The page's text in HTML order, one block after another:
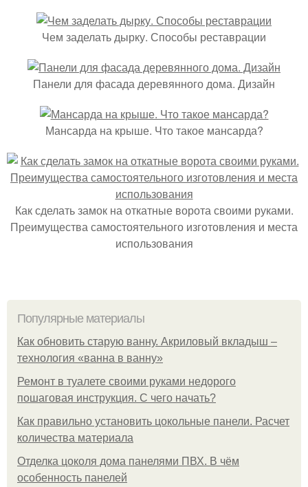
Чем заделать дырку. Способы реставрации
Панели для фасада деревянного дома. Дизайн
Мансарда на крыше. Что такое мансарда?
Как сделать замок на откатные ворота своими руками.
Преимущества самостоятельного изготовления и места
использования
Популярные материалы
Как обновить старую ванну. Акриловый вкладыш –
технология «ванна в ванну»
Ремонт в туалете своими руками недорого
пошаговая инструкция. С чего начать?
Как правильно установить цокольные панели. Расчет
количества материала
Отделка цоколя дома панелями ПВХ. В чём
особенность панелей